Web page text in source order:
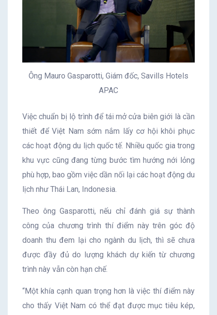
Ông Mauro Gasparotti, Giám đốc, Savills Hotels
APAC
Việc chuẩn bị lộ trình để tái mở cửa biên giới là cần
thiết để Việt Nam sớm nắm lấy cơ hội khôi phục
các hoạt động du lịch quốc tế. Nhiều quốc gia trong
khu vực cũng đang từng bước tìm hướng nới lỏng
phù hợp, bao gồm việc dần nối lại các hoạt động du
lịch như Thái Lan, Indonesia.
Theo ông Gasparotti, nếu chỉ đánh giá sự thành
công của chương trình thí điểm này trên góc độ
doanh thu đem lại cho ngành du lịch, thì sẽ chưa
được đầy đủ do lượng khách dự kiến từ chương
trình này vẫn còn hạn chế.
“Một khía cạnh quan trọng hơn là việc thí điểm này
cho thấy Việt Nam có thể đạt được mục tiêu kép,